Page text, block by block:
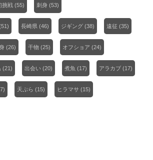
挑戦 (55) 刺身 (53)
長崎県 (46) ジギング (38) 遠征 (35)
(26) 干物 (25) オフショア (24)
(21) 出会い (20) 煮魚 (17) アラカブ (17)
天ぷら (15) ヒラマサ (15)